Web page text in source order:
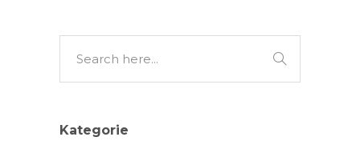
Kategorie